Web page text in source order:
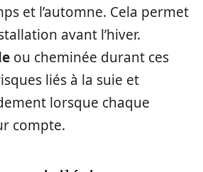
et l’automne. Cela permet
avant l’hiver.
ou cheminée durant ces
liés à la suie et
lorsque chaque
compte.